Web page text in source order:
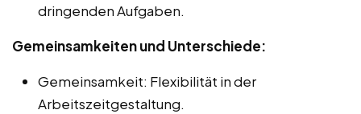
dringenden Aufgaben.
Gemeinsamkeiten und Unterschiede:
Gemeinsamkeit: Flexibilität in der
Arbeitszeitgestaltung.